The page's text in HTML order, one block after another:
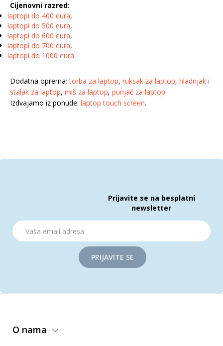
Cijenovni razred:
laptopi do 400 eura,
laptopi do 500 eura,
laptopi do 600 eura,
laptopi do 700 eura,
laptopi do 1000 eura
Dodatna oprema:torba za laptop, ruksak za laptop, hladnjak i
stalak za laptop, miš za laptop, punjač za laptop
Izdvajamo iz ponude: laptop touch screen.
Prijavite se na besplatni
newsletter
PRIJAVITE SE
O nama